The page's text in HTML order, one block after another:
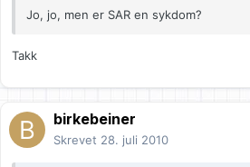
Jo, jo, men er SAR en sykdom?
Takk
birkebeiner
Skrevet 28. juli 2010